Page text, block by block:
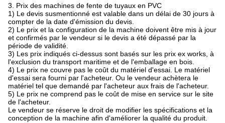
3. Prix des machines de fente de tuyaux en PVC
1) Le devis susmentionné est valable dans un délai de 30 jours à
compter de la date d'émission du devis.
2) Le prix et la configuration de la machine doivent être mis à jour
et confirmés par le vendeur si le devis a été dépassé par la
période de validité.
3) Les prix indiqués ci-dessus sont basés sur les prix ex works, à
l'exclusion du transport maritime et de l'emballage en bois.
4) Le prix ne couvre pas le coût du matériel d'essai. Le matériel
d'essai sera fourni par l'acheteur. Ou le vendeur achètera le
matériel tel que demandé par l'acheteur aux frais de l'acheteur.
5) Le prix ne comprend pas le coût de mise en service sur le site
de l'acheteur.
Le vendeur se réserve le droit de modifier les spécifications et la
conception de la machine afin d'améliorer la qualité du produit.